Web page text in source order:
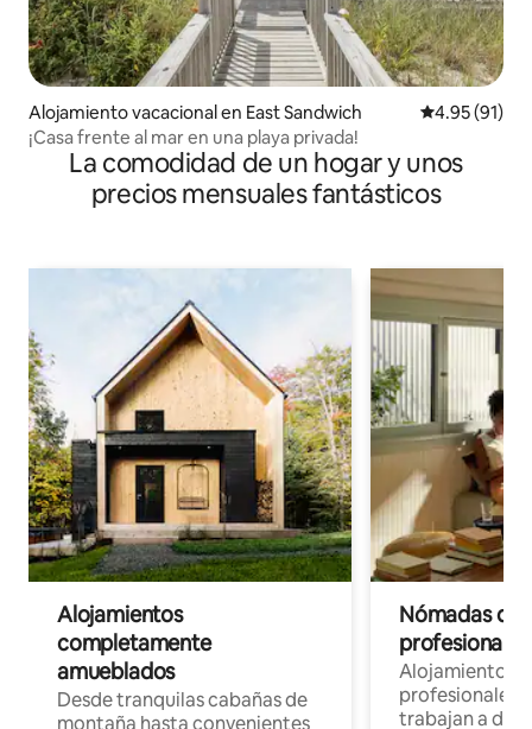
Alojamiento vacacional en East Sandwich Calificación
4.95 (91)
¡Casa frente al mar en una playa privada!
La comodidad de un hogar y unos
precios mensuales fantásticos
Alojamientos
completamente
amueblados
Desde tranquilas cabañas de
montaña hasta convenientes
Nómadas
Alojamientos
profesionales
trabajan a